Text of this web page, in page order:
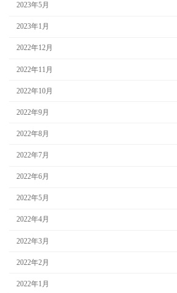
2023年5月
2023年1月
2022年12月
2022年11月
2022年10月
2022年9月
2022年8月
2022年7月
2022年6月
2022年5月
2022年4月
2022年3月
2022年2月
2022年1月